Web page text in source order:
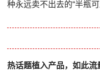
种永远卖不出去的“半瓶
热话题植入产品，如此流